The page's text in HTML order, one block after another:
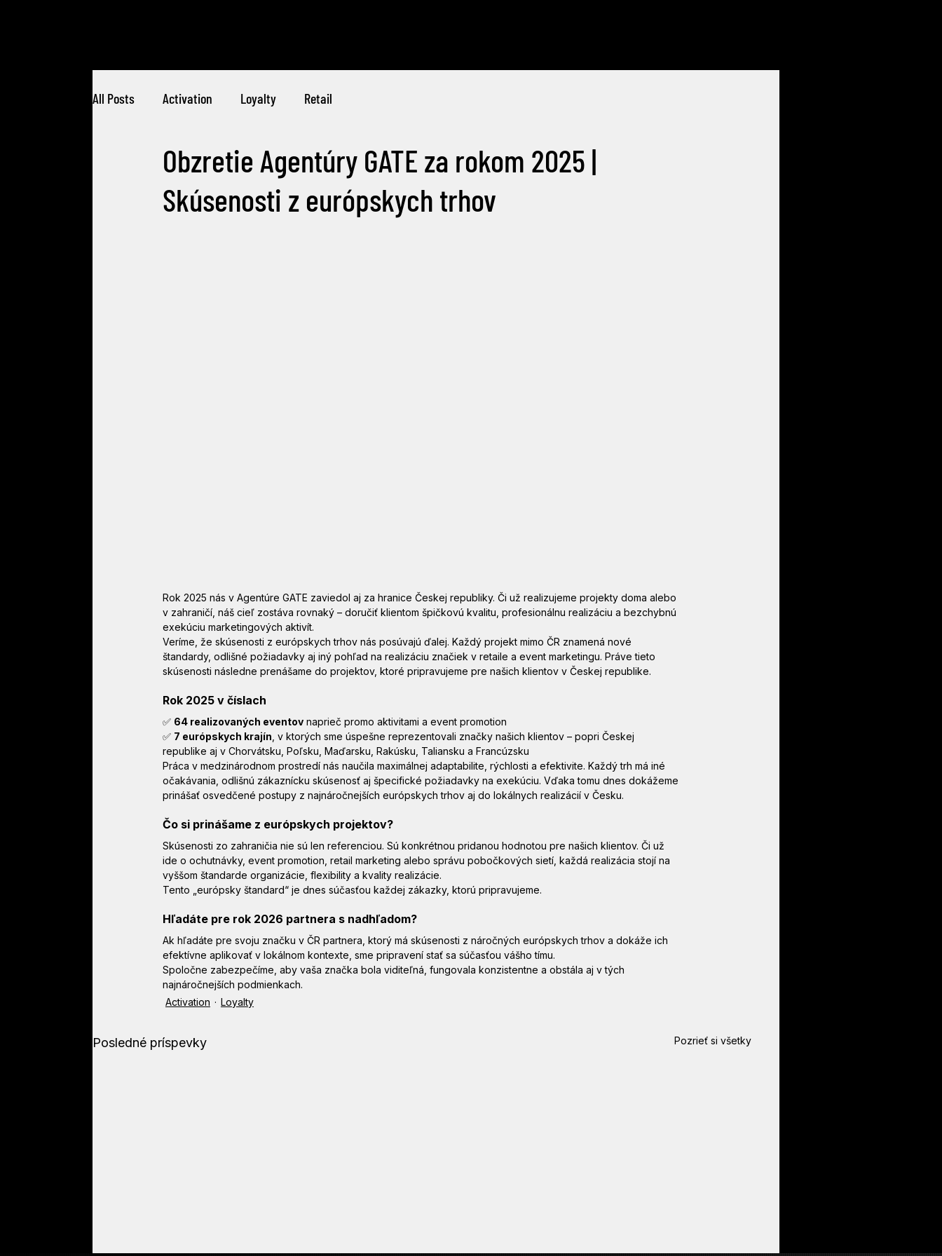
All Posts Activation Loyalty Retail
Obzretie Agentúry GATE za rokom 2025 |
Skúsenosti z európskych trhov
Rok 2025 nás v Agentúre GATE zaviedol aj za hranice Českej republiky. Či už realizujeme projekty doma alebo
v zahraničí, náš cieľ zostáva rovnaký – doručiť klientom špičkovú kvalitu, profesionálnu realizáciu a bezchybnú
exekúciu marketingových aktivít.
Veríme, že skúsenosti z európskych trhov nás posúvajú ďalej. Každý projekt mimo ČR znamená nové
štandardy, odlišné požiadavky aj iný pohľad na realizáciu značiek v retaile a event marketingu. Práve tieto
skúsenosti následne prenášame do projektov, ktoré pripravujeme pre našich klientov v Českej republike.
Rok 2025 v číslach
✅ 64 realizovaných eventov naprieč promo aktivitami a event promotion
✅ 7 európskych krajín , v ktorých sme úspešne reprezentovali značky našich klientov – popri Českej
republike aj v Chorvátsku, Poľsku, Maďarsku, Rakúsku, Taliansku a Francúzsku
Práca v medzinárodnom prostredí nás naučila maximálnej adaptabilite, rýchlosti a efektivite. Každý trh má iné
očakávania, odlišnú zákaznícku skúsenosť aj špecifické požiadavky na exekúciu. Vďaka tomu dnes dokážeme
prinášať osvedčené postupy z najnáročnejších európskych trhov aj do lokálnych realizácií v Česku.
Čo si prinášame z európskych projektov?
Skúsenosti zo zahraničia nie sú len referenciou. Sú konkrétnou pridanou hodnotou pre našich klientov. Či už
ide o ochutnávky, event promotion, retail marketing alebo správu pobočkových sietí, každá realizácia stojí na
vyššom štandarde organizácie, flexibility a kvality realizácie.
Tento „európsky štandard“ je dnes súčasťou každej zákazky, ktorú pripravujeme.
Hľadáte pre rok 2026 partnera s nadhľadom?
Ak hľadáte pre svoju značku v ČR partnera, ktorý má skúsenosti z náročných európskych trhov a dokáže ich
efektívne aplikovať v lokálnom kontexte, sme pripravení stať sa súčasťou vášho tímu.
Spoločne zabezpečíme, aby vaša značka bola viditeľná, fungovala konzistentne a obstála aj v tých
najnáročnejších podmienkach.
Activation
Loyalty
Posledné príspevky Pozrieť si všetky